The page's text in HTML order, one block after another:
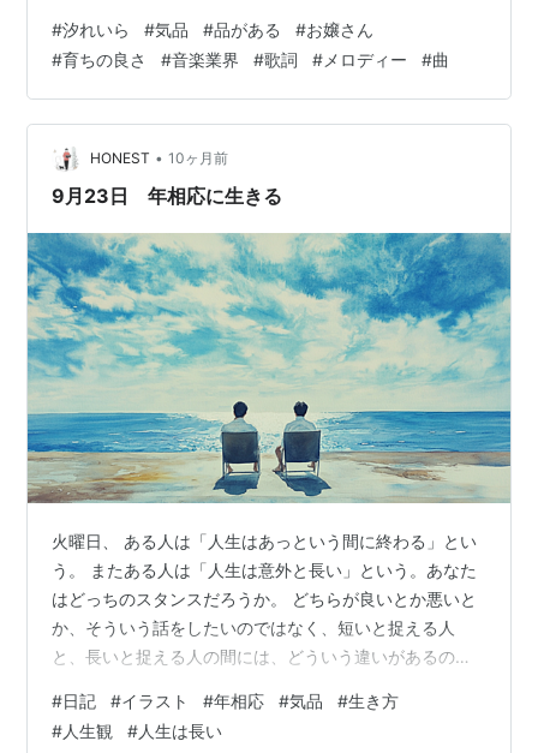
じだよねぇ。声。 可愛くて透き通っていて。綺麗で。 も
う、乙女全開な所が好みです。 私が男だったら、れいら
ちゃんをギューって抱きしめたくなっちゃうくらいのお
もい。 私が男だったら、れいらちゃんにほれているよ(
´∀｀ ) だって、大好きだもん。 歌詞、メロディー、ボー
カルの調和がよ…
#汐れいら #気品 #品がある #お嬢さん
#育ちの良さ #音楽業界 #歌詞 # メロディー #曲
HONEST • 10ヶ月前
9月23日 年相応に生きる
火曜日、 ある人は「人生はあっという間に終わる」とい
う。 またある人は「人生は意外と長い」という。あなた
はどっちのスタンスだろうか。 どちらが良いとか悪いと
か、そういう話をしたいのではなく、短いと捉える人
と、長いと捉える人の間には、どういう違いがあるの
のが、年相応という言葉だと思う。 実は最近、僕の周囲
で、人生に対する価値観が変わったと教えてくれた人が
#日記 #イラスト #年相応 #気品 #生き方
#人生観 #人生は長い